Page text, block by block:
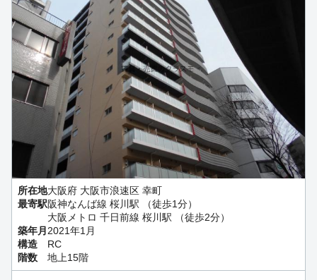
所在地大阪府 大阪市浪速区 幸町
最寄駅阪神なんば線 桜川駅 （徒歩1分）
大阪メトロ 千日前線 桜川駅 （徒歩2分）
築年月 2021年1月
構造
RC
階数
地上15階